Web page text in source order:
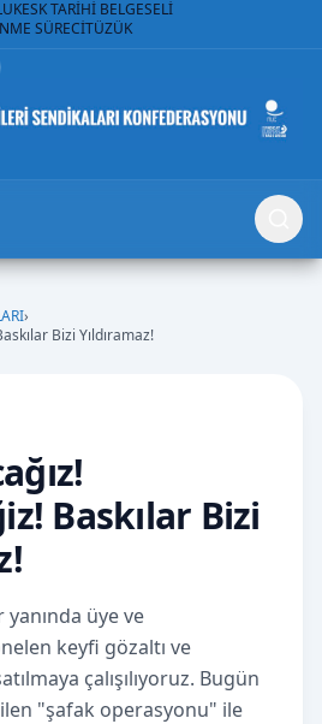
KESK TARİHİ BELGESELİ
SÜRECİTÜZÜK
›
Bizi Yıldıramaz!
Baskılar Bizi
üye ve
keyfi gözaltı ve
çalışılıyoruz. Bugün
"şafak operasyonu" ile